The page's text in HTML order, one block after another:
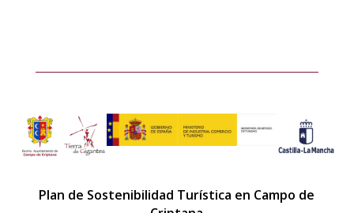
Plan de Sostenibilidad Turística en Campo de